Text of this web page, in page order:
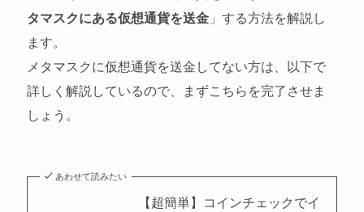
タマスクにある仮想通貨を送金」する方法を解説し
ます。
メタマスクに仮想通貨を送金してない方は、以下で
詳しく解説しているので、まずこちらを完了させま
しょう。
あわせて読みたい
【超簡単】コインチェックでイ